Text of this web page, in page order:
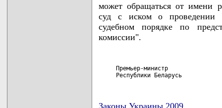
может обращаться от имени
суд с иском о проведении
судебном порядке по
комиссии".
     Премьер-министр
Республики Беларусь
Законы Украины 2009